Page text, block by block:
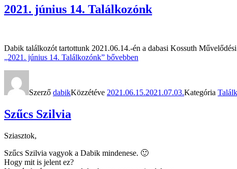
2021. június 14. Találkozónk
Dabik találkozót tartottunk 2021.06.14.-én a dabasi Kossuth
„2021. június 14. Találkozónk” bővebben
Szerző dabikKözzétéve 2021.06.15.2021.07.03.Kategória
Szűcs Szilvia
Sziasztok,
Szűcs Szilvia vagyok a Dabik mindenese. 🙂
Hogy mit is jelent ez?